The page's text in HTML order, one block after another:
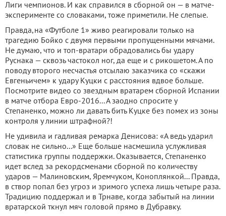
Лиги чемпионов. И как справился в сборной он — в матче-
эксперименте со словаками, тоже приметили. Не слепые.
Правда,на «Футболе 1» живо реагировали только на
трагедию Бойко с двумя первыми пропущенными мячами.
Не думаю, что и топ-вратари обрадовались бы удару
Руснака — сквозь частокол ног, да еще и с рикошетом. А по
поводу второго несчастья отсылаю заказчика со «скажи
Евгеньичем» к удару Куцки с расстояния вдвое больше.
Посмотрите видео со звездным вратарем сборной Испании
в матче отбора Евро-2016... А заодно спросите у
Степаненко, можно ли давать бить Куцке без помех из зоны
контроля у линии штрафной?!
Не удивила и гадливая ремарка Денисова: «А ведь ударил
словак не сильно...» Еще больше насмешила услужливая
статистика группы поддержки. Оказывается, Степаненко
идет вслед за рекордсменами сборной по количеству
ударов — Малиновским, Яремчуком, Коноплянкой... Правда,
в створ попал без угроз и зримого успеха лишь четыре раза.
Традицию поддержал и в Трнаве, когда забытый на линии
вратарской ткнул мяч головой прямо в Дубравку.